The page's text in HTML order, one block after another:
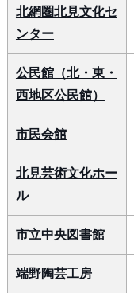
北網圏北見文化セ
ンター
公民館（北・東・
西地区公民館）
市民会館
北見芸術文化ホー
ル
市立中央図書館
端野陶芸工房